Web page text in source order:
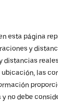
esta página
y
distancias
las
no debe